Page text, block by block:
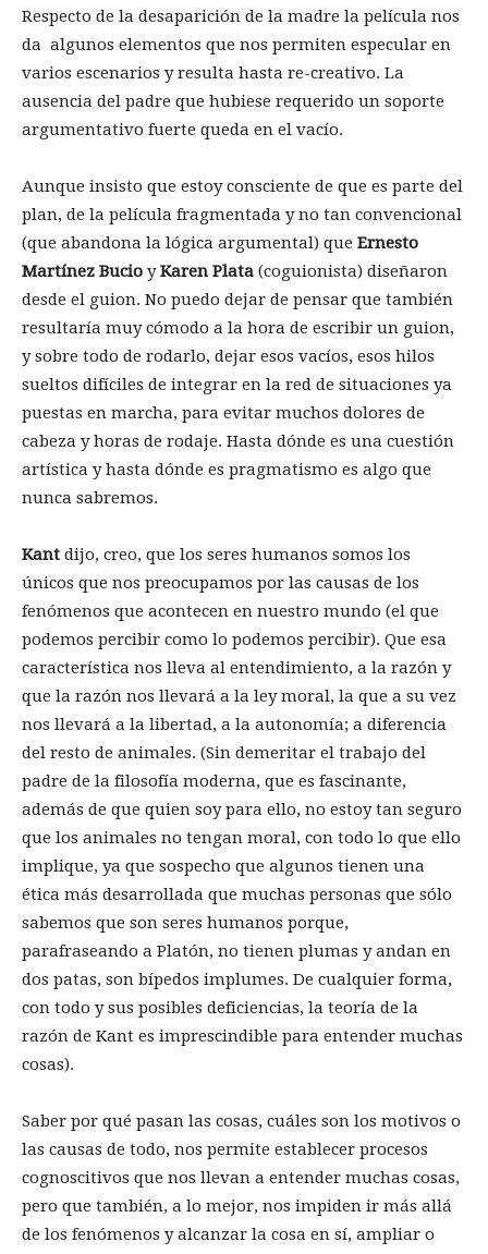
Respecto de la desaparición de la madre la película nos
da algunos elementos que nos permiten especular en
varios escenarios y resulta hasta re-creativo. La
ausencia del padre que hubiese requerido un soporte
argumentativo fuerte queda en el vacío.
Aunque insisto que estoy consciente de que es parte del
plan, de la película fragmentada y no tan convencional
(que abandona la lógica argumental) que Ernesto
Martínez Bucio yKaren Plata (coguionista) diseñaron
desde el guion. No puedo dejar de pensar que también
resultaría muy cómodo a la hora de escribir un guion,
y sobre todo de rodarlo, dejar esos vacíos, esos hilos
sueltos difíciles de integrar en la red de situaciones ya
puestas en marcha, para evitar muchos dolores de
cabeza y horas de rodaje. Hasta dónde es una cuestión
artística y hasta dónde es pragmatismo es algo que
nunca sabremos.
Kant dijo, creo, que los seres humanos somos los
únicos que nos preocupamos por las causas de los
fenómenos que acontecen en nuestro mundo (el que
podemos percibir como lo podemos percibir). Que esa
característica nos lleva al entendimiento, a la razón y
que la razón nos llevará a la ley moral, la que a su vez
nos llevará a la libertad, a la autonomía; a diferencia
del resto de animales. (Sin demeritar el trabajo del
padre de la filosofía moderna, que es fascinante,
además de que quien soy para ello, no estoy tan seguro
que los animales no tengan moral, con todo lo que ello
implique, ya que sospecho que algunos tienen una
ética más desarrollada que muchas personas que sólo
sabemos que son seres humanos porque,
parafraseando a Platón, no tienen plumas y andan en
dos patas, son bípedos implumes. De cualquier forma,
con todo y sus posibles deficiencias, la teoría de la
razón de Kant es imprescindible para entender muchas
cosas).
Saber por qué pasan las cosas, cuáles son los motivos o
las causas de todo, nos permite establecer procesos
cognoscitivos que nos llevan a entender muchas cosas,
pero que también, a lo mejor, nos impiden ir más allá
de los fenómenos y alcanzar la cosa en sí, ampliar o